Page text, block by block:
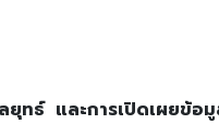
ยุทธ์ และการเปิดเผยข้อ